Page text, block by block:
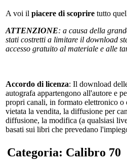
A voi il piacere di scoprire tutto
ATTENZIONE: a causa della
stati costretti a limitare il download
accesso gratuito al materiale e alle
Accordo di licenza: Il download
autografa appartengono all'autore e
propri canali, in formato elettronico o
vietata la vendita, la diffusione per
diffusione, la modifica (a qualsiasi
basati sui libri che prevedano
Categoria: Calibro 70